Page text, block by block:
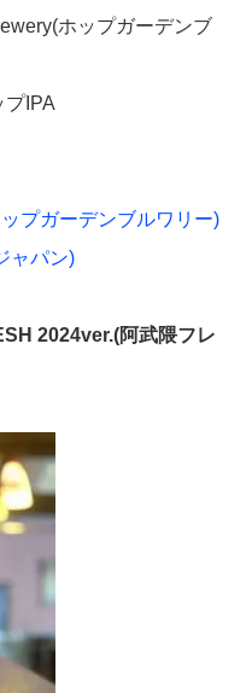
ホップガーデンブ
プIPA
プガーデンブルワリー)
ャパン)
2024ver.(阿武隈フレ